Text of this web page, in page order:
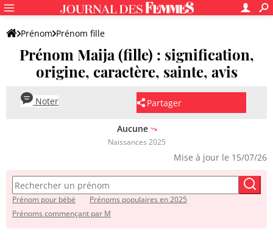
Prénom Prénom fille
Prénom Maija (fille) : signification,
origine, caractère, sainte, avis
Partager
Noter
Aucune
Naissances 2025
Mise à jour le 15/07/26
Prénom pour bébé
Prénoms populaires en 2025
Prénoms commençant par M